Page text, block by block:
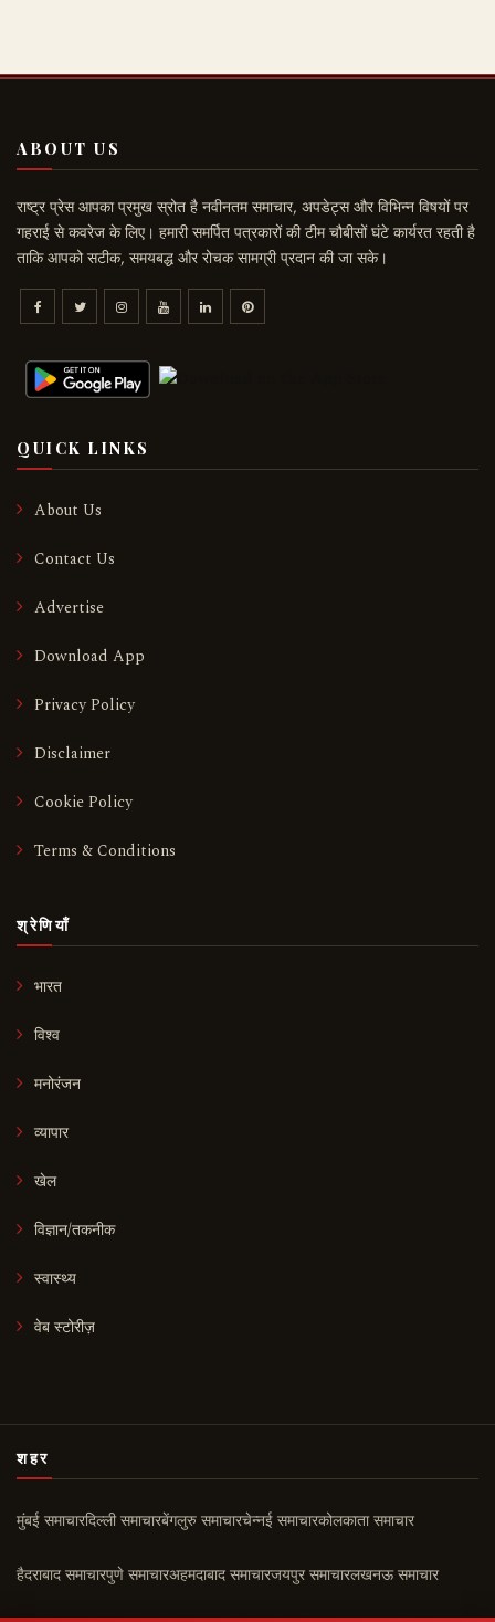
ABOUT US
राष्ट्र प्रेस आपका प्रमुख स्रोत है नवीनतम समाचार, अपडेट्स और विभिन्न विषयों पर
गहराई से कवरेज के लिए। हमारी समर्पित पत्रकारों की टीम चौबीसों घंटे कार्यरत रहती है
ताकि आपको सटीक, समयबद्ध और रोचक सामग्री प्रदान की जा सके।
QUICK LINKS
About Us
Contact Us
Advertise
Download App
Privacy Policy
Disclaimer
Cookie Policy
Terms & Conditions
श्रेणियाँ
भारत
विश्व
मनोरंजन
व्यापार
खेल
विज्ञान/तकनीक
स्वास्थ्य
वेब स्टोरीज़
शहर
मुंबई समाचारदिल्ली समाचारबेंगलुरु समाचारचेन्नई समाचारकोलकाता समाचार
हैदराबाद समाचारपुणे समाचारअहमदाबाद समाचारजयपुर समाचारलखनऊ समाचार